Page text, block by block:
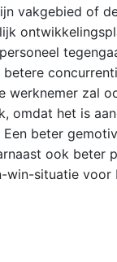
vakgebied of
werknemer zal
omdat het is
Een beter
ook beter
win-situatie voor